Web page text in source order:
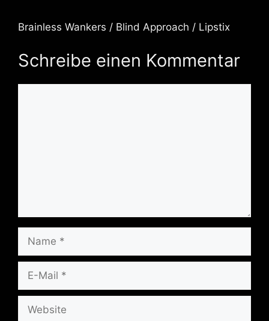
Brainless Wankers / Blind Approach / Lipstix
Schreibe einen Kommentar
Mail